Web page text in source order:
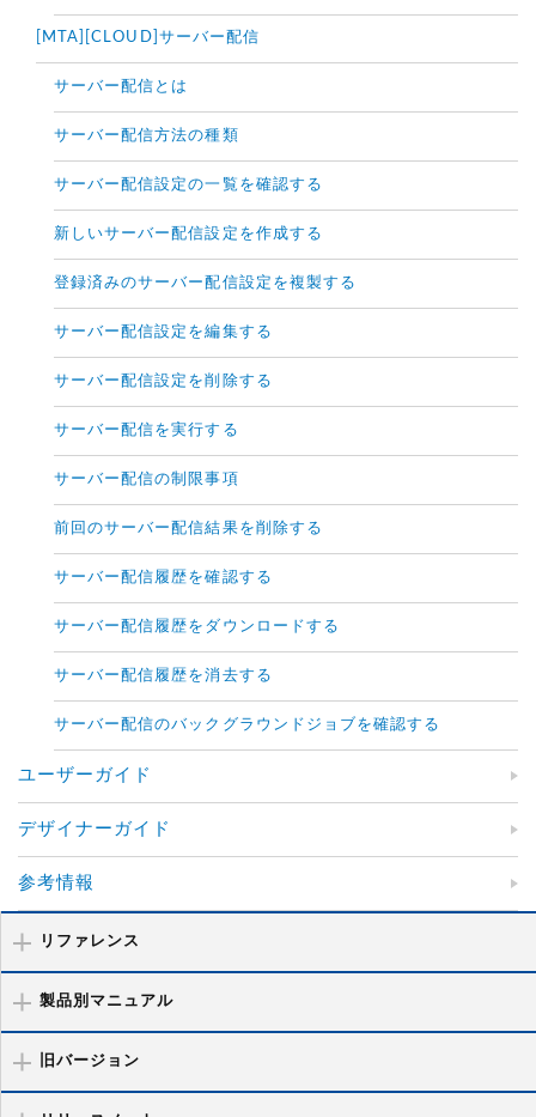
[MTA][CLOUD]サーバー配信
サーバー配信とは
サーバー配信方法の種類
サーバー配信設定の一覧を確認する
新しいサーバー配信設定を作成する
登録済みのサーバー配信設定を複製する
サーバー配信設定を編集する
サーバー配信設定を削除する
サーバー配信を実行する
サーバー配信の制限事項
前回のサーバー配信結果を削除する
サーバー配信履歴を確認する
サーバー配信履歴をダウンロードする
サーバー配信履歴を消去する
サーバー配信のバックグラウンドジョブを確認する
ユーザーガイド
デザイナーガイド
参考情報
リファレンス
製品別マニュアル
旧バージョン